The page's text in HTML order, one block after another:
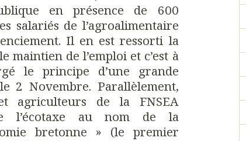
en présence de 600
salariés de l’agroalimentaire
Il en est ressorti la
maintien de l’emploi et c’est à
le principe d’une grande
2 Novembre. Parallèlement,
agriculteurs de la FNSEA
l’écotaxe au nom de la
bretonne » (le premier